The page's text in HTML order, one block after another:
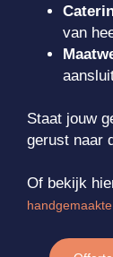
van
Staat jouw
gerust naar
Of bekijk